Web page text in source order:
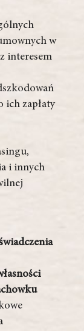
w
interesem
ich zapłaty
i innych